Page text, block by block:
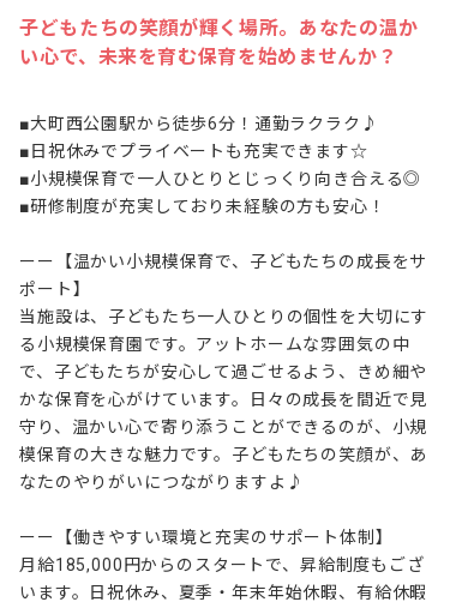
子どもたちの笑顔が輝く場所。あなたの温か
い心で、未来を育む保育を始めませんか？
■大町西公園駅から徒歩6分！通勤ラクラク♪
■日祝休みでプライベートも充実できます☆
■小規模保育で一人ひとりとじっくり向き合える◎
■研修制度が充実しており未経験の方も安心！
ーー【温かい小規模保育で、子どもたちの成長をサ
ポート】
当施設は、子どもたち一人ひとりの個性を大切にす
る小規模保育園です。アットホームな雰囲気の中
で、子どもたちが安心して過ごせるよう、きめ細や
かな保育を心がけています。日々の成長を間近で見
守り、温かい心で寄り添うことができるのが、小規
模保育の大きな魅力です。子どもたちの笑顔が、あ
なたのやりがいにつながりますよ♪
ーー【働きやすい環境と充実のサポート体制】
月給185,000円からのスタートで、昇給制度もござ
います。日祝休み、夏季・年末年始休暇、有給休暇